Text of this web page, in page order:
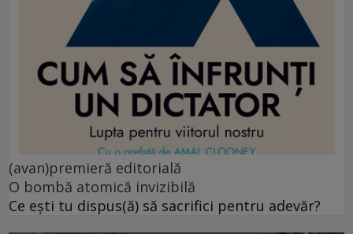
(avan)premieră editorială
O bombă atomică invizibilă
Ce ești tu dispus(ă) să sacrifici pentru adevăr?